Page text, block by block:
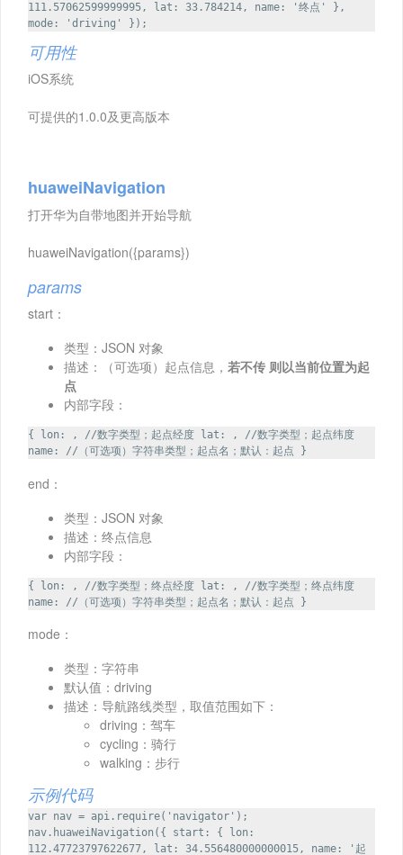
111.57062599999995, lat: 33.784214, name: '终点' },
mode: 'driving' });
可用性
iOS系统
可提供的1.0.0及更高版本
huaweiNavigation
打开华为自带地图并开始导航
huaweiNavigation({params})
params
start：
类型：JSON 对象
描述：（可选项）起点信息， 若不传 则以当前位置为起
点
内部字段：
{ lon: , //数字类型；起点经度 lat: , //数字类型；起点纬度
name: //（可选项）字符串类型；起点名；默认：起点 }
end：
类型：JSON 对象
描述：终点信息
内部字段：
{ lon: , //数字类型；终点经度 lat: , //数字类型；终点纬度
name: //（可选项）字符串类型；起点名；默认：起点 }
mode：
类型：字符串
默认值：driving
描述：导航路线类型，取值范围如下：
driving：驾车
cycling：骑行
walking：步行
示例代码
var nav = api.require('navigator');
nav.huaweiNavigation({ start: { lon:
112.47723797622677, lat: 34.556480000000015, name: '起